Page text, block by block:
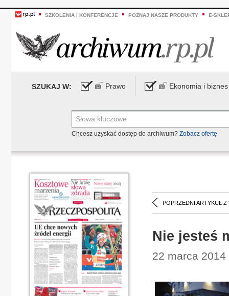
SZKOLENIA I KONFERENCJE POZNAJ NASZE PRODUKTY E-
SZUKAJ W: Prawo Ekonomia i biznes
Chcesz uzyskać dostęp do archiwum? Zobacz ofertę
POPRZEDNI ARTYKUŁ Z
Nie jesteś
22 marca